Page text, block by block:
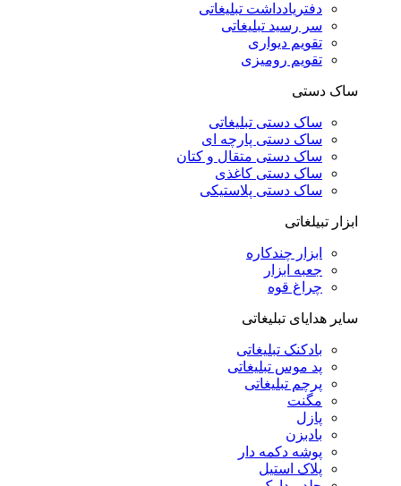
دفتریادداشت تبلیغاتی
سر رسید تبلیغاتی
تقویم دیواری
تقویم رومیزی
ساک دستی
ساک دستی تبلیغاتی
ساک دستی پارچه ای
ساک دستی متقال و کتان
ساک دستی کاغذی
ساک دستی پلاستیکی
ابزار تبیلغاتی
ابزار چندکاره
جعبه ابزار
چراغ قوه
سایر هدایای تبلیغاتی
بادکنک تبلیغاتی
پد موس تبلیغاتی
پرچم تبلیغاتی
مگنت
پازل
بادبزن
پوشه دکمه دار
پلاک استیل